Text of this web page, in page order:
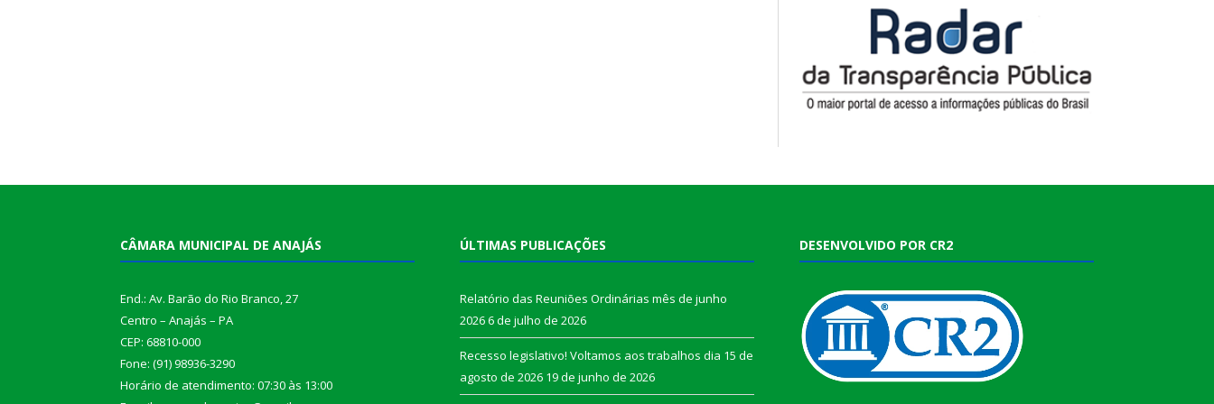
CÂMARA MUNICIPAL DE ANAJÁS
End.: Av. Barão do Rio Branco, 27
Centro – Anajás – PA
CEP: 68810-000
Fone: (91) 98936-3290
Horário de atendimento: 07:30 às 13:00
ÚLTIMAS PUBLICAÇÕES
Relatório das Reuniões Ordinárias mês de junho
20266 de julho de 2026
Recesso legislativo! Voltamos aos trabalhos dia 15 de
agosto de 2026 19 de junho de 2026
DESENVOLVIDO POR CR2